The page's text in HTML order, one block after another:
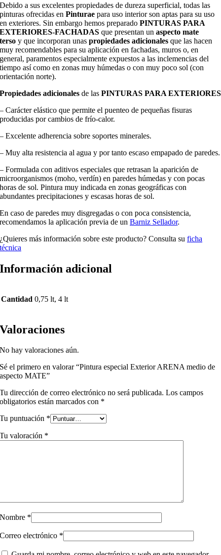
Debido a sus excelentes propiedades de dureza superficial, todas las
pinturas ofrecidas enPinturae para uso interior son aptas para su uso
en exteriores. Sin embargo hemos preparadoPINTURAS PARA
EXTERIORES-FACHADASque presentan unaspecto mate
terso y que incorporan unaspropiedades adicionales que las hacen
muy recomendables para su aplicación en fachadas, muros o, en
general, paramentos especialmente expuestos a las inclemencias del
tiempo así como en zonas muy húmedas o con muy poco sol (con
orientación norte).
Propiedades adicionales de lasPINTURAS PARA EXTERIORES
– Carácter elástico que permite el puenteo de pequeñas fisuras
producidas por cambios de frío-calor.
– Excelente adherencia sobre soportes minerales.
– Muy alta resistencia al agua y por tanto escaso empapado de paredes.
– Formulada con aditivos especiales que retrasan la aparición de
microorganismos (moho, verdín) en paredes húmedas y con pocas
horas de sol. Pintura muy indicada en zonas geográficas con
abundantes precipitaciones y escasas horas de sol.
En caso de paredes muy disgregadas o con poca consistencia,
recomendamos la aplicación previa de unBarniz Sellador.
¿Quieres más información sobre este producto? Consulta suficha
técnica
Información adicional
Cantidad 0,75 lt, 4 lt
Valoraciones
No hay valoraciones aún.
Sé el primero en valorar “Pintura especial Exterior ARENA medio de
aspecto MATE”
Tu dirección de correo electrónico no será publicada. Los campos
obligatorios están marcados con *
Tu puntuación *
Tu valoración *
Nombre *
Correo electrónico *